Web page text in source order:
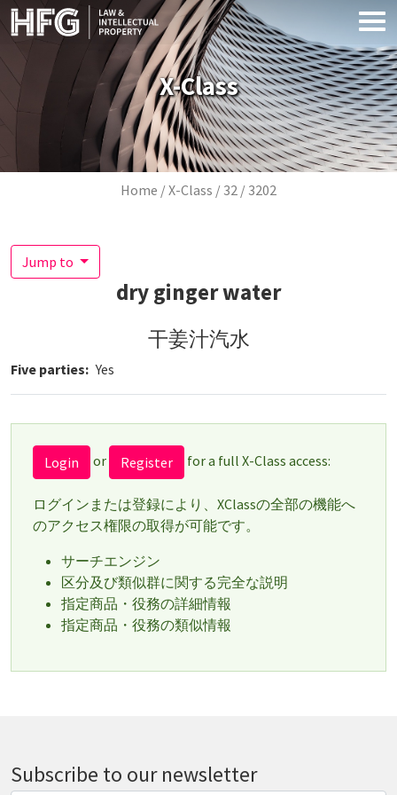
Skip to main content
X-Class
Breadcrumb
Home X-Class 32 3202
Jump to
dry ginger water
干姜汁汽水
Five parties Yes
Login or Register for a full X-Class access:
ログインまたは登録により、XClassの全部の機能へ
のアクセス権限の取得が可能です。
サーチエンジン
区分及び類似群に関する完全な説明
指定商品・役務の詳細情報
指定商品・役務の類似情報
Subscribe to our newsletter